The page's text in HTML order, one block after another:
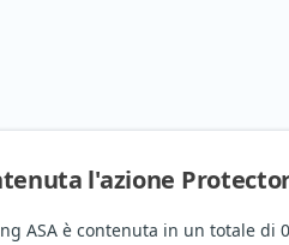
l'azione
ASA è contenuta in un totale di